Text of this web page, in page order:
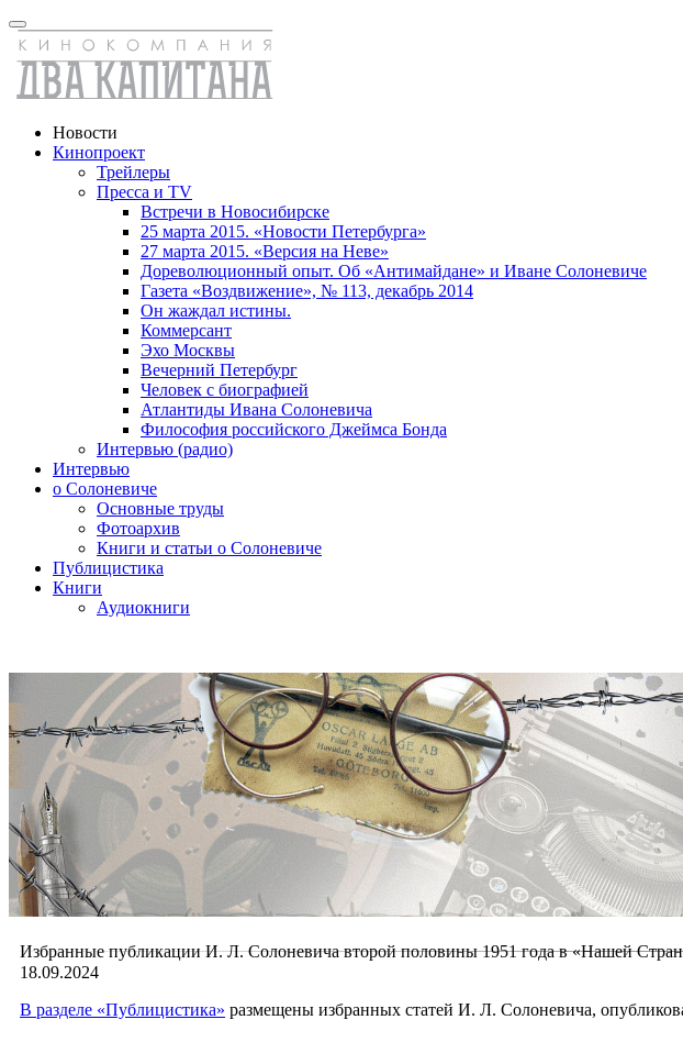
Новости
Кинопроект
Трейлеры
Пресса и TV
Встречи в Новосибирске
25 марта 2015. «Новости Петербурга»
27 марта 2015. «Версия на Неве»
Дореволюционный опыт. Об «Антимайдане» и Иване Солоневиче
Газета «Воздвижение», № 113, декабрь 2014
Он жаждал истины.
Коммерсант
Эхо Москвы
Вечерний Петербург
Человек с биографией
Атлантиды Ивана Солоневича
Философия российского Джеймса Бонда
Интервью (радио)
Интервью
о Солоневиче
Основные труды
Фотоархив
Книги и статьи о Солоневиче
Публицистика
Книги
Аудиокниги
Избранные публикации И. Л. Солоневича второй половины 1951 года в «Нашей
18.09.2024
В разделе «Публицистика» размещены избранных статей И. Л. Солоневича,